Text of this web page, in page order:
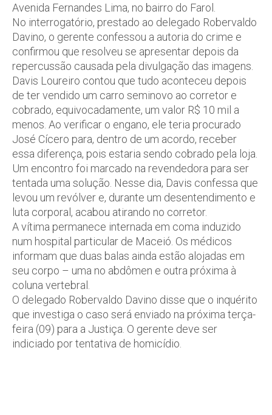
Avenida Fernandes Lima, no bairro do Farol.
No interrogatório, prestado ao delegado Robervaldo
Davino, o gerente confessou a autoria do crime e
confirmou que resolveu se apresentar depois da
repercussão causada pela divulgação das imagens.
Davis Loureiro contou que tudo aconteceu depois
de ter vendido um carro seminovo ao corretor e
cobrado, equivocadamente, um valor R$ 10 mil a
menos. Ao verificar o engano, ele teria procurado
José Cícero para, dentro de um acordo, receber
essa diferença, pois estaria sendo cobrado pela loja.
Um encontro foi marcado na revendedora para ser
tentada uma solução. Nesse dia, Davis confessa que
levou um revólver e, durante um desentendimento e
luta corporal, acabou atirando no corretor.
A vítima permanece internada em coma induzido
num hospital particular de Maceió. Os médicos
informam que duas balas ainda estão alojadas em
seu corpo – uma no abdômen e outra próxima à
coluna vertebral.
O delegado Robervaldo Davino disse que o inquérito
que investiga o caso será enviado na próxima terça-
feira (09) para a Justiça. O gerente deve ser
indiciado por tentativa de homicídio.